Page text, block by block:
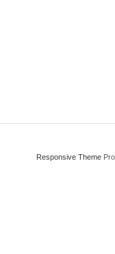
Responsive Theme